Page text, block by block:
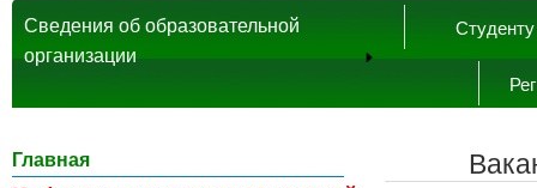
Студенту
Сведения об образовательной
организации
Главная